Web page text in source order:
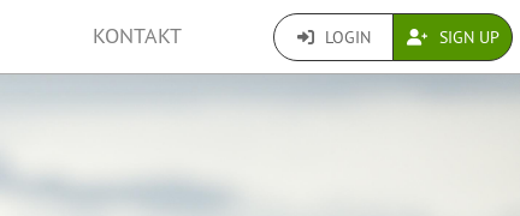
KONTAKT LOGIN SIGN UP